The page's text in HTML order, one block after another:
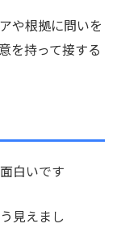
や根拠に問いを
を持って接する
白いです
見えまし